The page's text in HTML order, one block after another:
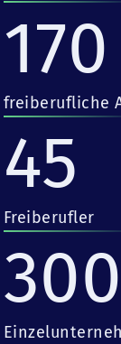
170
freiberufliche
45
Freiberufler
300